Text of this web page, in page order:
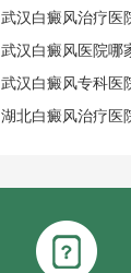
武汉白癜风治疗医
武汉白癜风医院哪
武汉白癜风专科医
湖北白癜风治疗医